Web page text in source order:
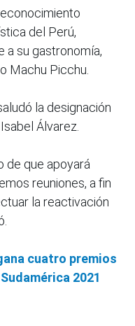
del Perú,
a su gastronomía,
Machu Picchu.
la designación
Álvarez.
de que apoyará
reuniones, a fin
la reactivación
cuatro premios
2021